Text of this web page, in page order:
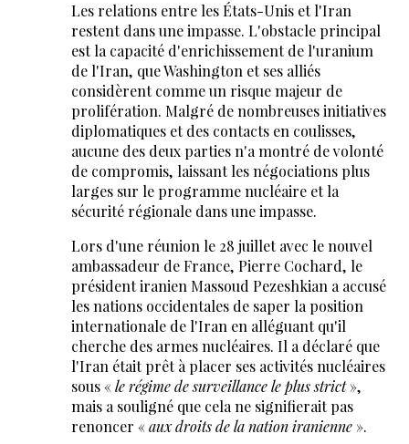
Les relations entre les États-Unis et l'Iran
restent dans une impasse. L'obstacle principal
est la capacité d'enrichissement de l'uranium
de l'Iran, que Washington et ses alliés
considèrent comme un risque majeur de
prolifération. Malgré de nombreuses initiatives
diplomatiques et des contacts en coulisses,
aucune des deux parties n'a montré de volonté
de compromis, laissant les négociations plus
larges sur le programme nucléaire et la
sécurité régionale dans une impasse.
Lors d'une réunion le 28 juillet avec le nouvel
ambassadeur de France, Pierre Cochard, le
président iranien Massoud Pezeshkian a accusé
les nations occidentales de saper la position
internationale de l'Iran en alléguant qu'il
cherche des armes nucléaires. Il a déclaré que
l'Iran était prêt à placer ses activités nucléaires
sous «le régime de surveillance le plus strict»,
mais a souligné que cela ne signifierait pas
renoncer «aux droits de la nation iranienne».